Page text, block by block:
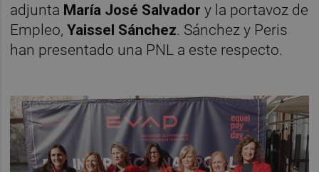
adjunta María José Salvadory la portavoz de
Empleo,Yaissel Sánchez. Sánchez y Peris
han presentado una PNL a este respecto.